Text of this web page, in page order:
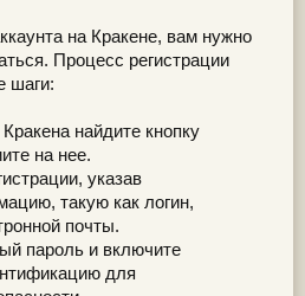
на Кракене, вам нужно
Процесс регистрации
шаги:
найдите кнопку
на нее.
указав
такую как логин,
почты.
пароль и включите
для